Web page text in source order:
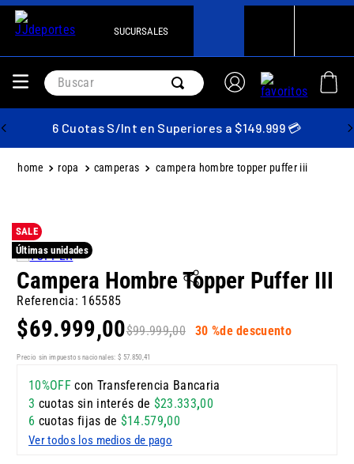
SUCURSALES
Buscar
6 Cuotas S/Int en Superiores a $149.999 💳
ropa camperas campera hombre topper puffer iii
SALE
Últimas unidades
Campera Hombre Topper Puffer III
Referencia: 165585
$99.999,00
$69.999,00 30 %de descuento
Precio sin impuestos nacionales: $ 57.850,41
10%OFFcon Transferencia Bancaria
3 cuotas sin interés de $23.333,00
6 cuotas fijas de $14.579,00
Ver todos los medios de pago